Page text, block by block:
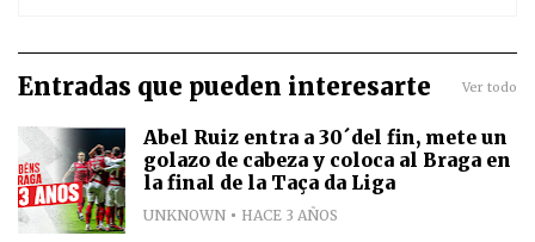
Entradas que pueden interesarte Ver todo
Abel Ruiz entra a 30´del fin, mete un
golazo de cabeza y coloca al Braga en
la final de la Taça da Liga
UNKNOWN HACE 3 AÑOS